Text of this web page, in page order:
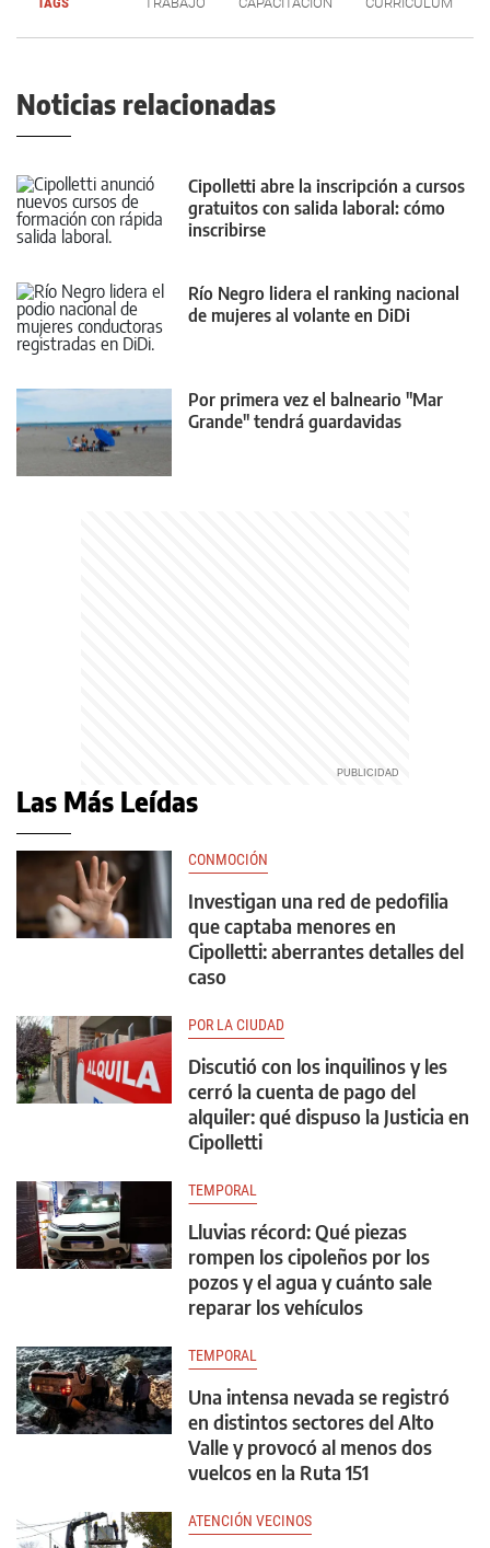
Noticias relacionadas
Cipolletti abre la inscripción a cursos
gratuitos con salida laboral: cómo
inscribirse
Río Negro lidera el ranking nacional
de mujeres al volante en DiDi
Por primera vez el balneario "Mar
Grande" tendrá guardavidas
Las Más Leídas
CONMOCIÓN
Investigan una red de pedofilia
que captaba menores en
Cipolletti: aberrantes detalles del
caso
POR LA CIUDAD
Discutió con los inquilinos y les
cerró la cuenta de pago del
alquiler: qué dispuso la Justicia en
Cipolletti
TEMPORAL
Lluvias récord: Qué piezas
rompen los cipoleños por los
pozos y el agua y cuánto sale
reparar los vehículos
TEMPORAL
Una intensa nevada se registró
en distintos sectores del Alto
Valle y provocó al menos dos
vuelcos en la Ruta 151
ATENCIÓN VECINOS